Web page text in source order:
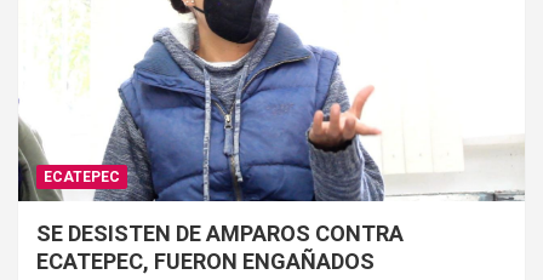
ECATEPEC
SE DESISTEN DE AMPAROS CONTRA
ECATEPEC, FUERON ENGAÑADOS